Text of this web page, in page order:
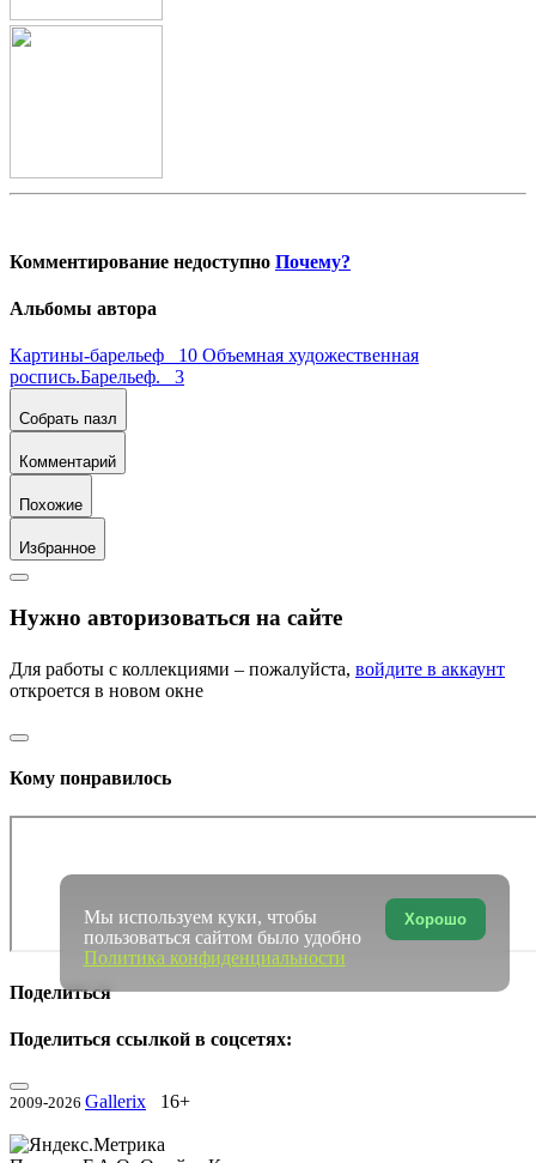
Комментирование недоступно Почему?
Альбомы автора
Картины-барельеф 10 Объемная художественная
роспись.Барельеф. 3
Собрать пазл
Комментарий
Похожие
Избранное
Нужно авторизоваться на сайте
Для работы с коллекциями – пожалуйста, войдите в аккаунт
откроется в новом окне
Кому понравилось
Поделиться
Поделиться ссылкой в соцсетях:
2009-2026 Gallerix 16+
Хорошо
Мы используем куки, чтобы
пользоваться сайтом было удобно
Политика конфиденциальности